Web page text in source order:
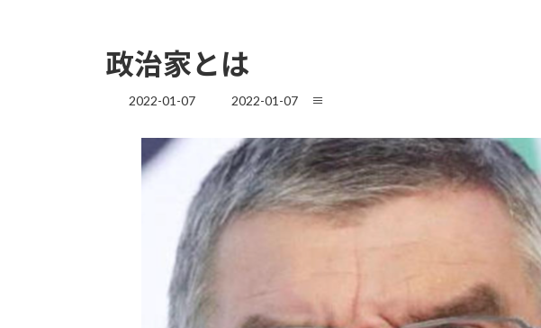
政治家とは
2022-01-07
最
更
新
日
時
:
2022-01-07 ≡